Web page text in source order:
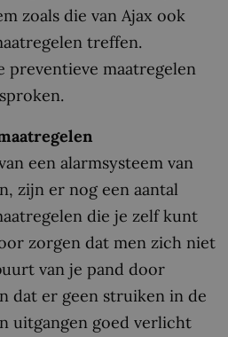
zoals die van Ajax ook
treffen.
preventieve maatregelen
een alarmsysteem van
zijn er nog een aantal
die je zelf kunt
zorgen dat men zich niet
van je pand door
dat er geen struiken in de
uitgangen goed verlicht